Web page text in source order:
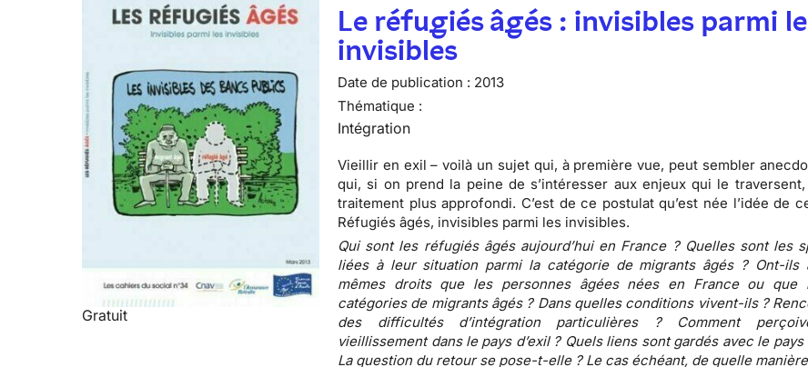
Gratuit
Le réfugiés âgés : invisibles parmi
invisibles
Date de publication : 2013
Thématique :
Intégration
Vieillir en exil – voilà un sujet qui, à première vue, peut sembler
qui, si on prend la peine de s’intéresser aux enjeux qui le
traitement plus approfondi. C’est de ce postulat qu’est née l’idée de
Réfugiés âgés, invisibles parmi les invisibles.
Qui sont les réfugiés âgés aujourd’hui en France ? Quelles sont les
liées à leur situation parmi la catégorie de migrants âgés ? Ont-ils
mêmes droits que les personnes âgées nées en France ou que
catégories de migrants âgés ? Dans quelles conditions vivent-ils ?
des difficultés d’intégration particulières ? Comment
vieillissement dans le pays d’exil ? Quels liens sont gardés avec le pays
La question du retour se pose-t-elle ? Le cas échéant, de quelle